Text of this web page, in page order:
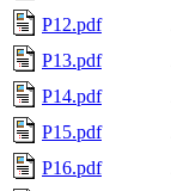
P12.pdf
P13.pdf
P14.pdf
P15.pdf
P16.pdf